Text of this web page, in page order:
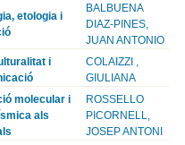
etologia i
BALBUENA
DIAZ-PINES,
JUAN ANTONIO
i
COLAIZZI ,
GIULIANA
molecular i
als
ROSSELLO
PICORNELL,
JOSEP ANTONI